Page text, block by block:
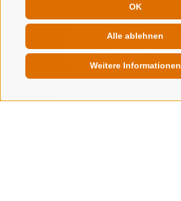
OK
Alle ablehnen
Weitere Informationen
Suche starten